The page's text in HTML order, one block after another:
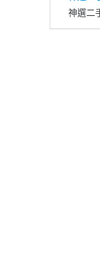
神選二